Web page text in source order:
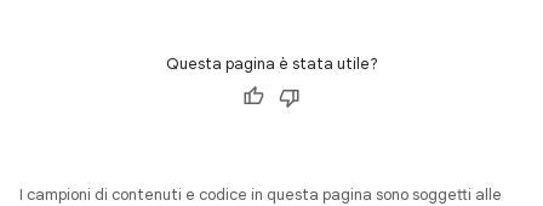
Questa pagina è stata utile?
I campioni di contenuti e codice in questa pagina sono soggetti alle